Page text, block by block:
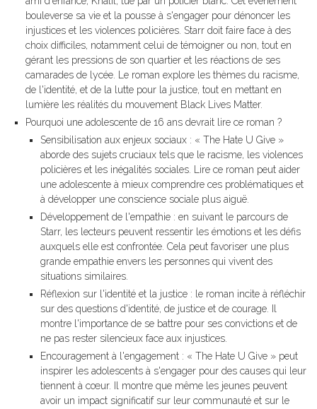
bouleverse sa vie et la pousse à s'engager pour dénoncer les
injustices et les violences policières. Starr doit faire face à des
choix difficiles, notamment celui de témoigner ou non, tout en
gérant les pressions de son quartier et les réactions de ses
camarades de lycée. Le roman explore les thèmes du racisme,
de l'identité, et de la lutte pour la justice, tout en mettant en
lumière les réalités du mouvement Black Lives Matter.
Pourquoi une adolescente de 16 ans devrait lire ce roman ?
Sensibilisation aux enjeux sociaux : « The Hate U Give »
aborde des sujets cruciaux tels que le racisme, les violences
policières et les inégalités sociales. Lire ce roman peut aider
une adolescente à mieux comprendre ces problématiques et
à développer une conscience sociale plus aiguë.
Développement de l'empathie : en suivant le parcours de
Starr, les lecteurs peuvent ressentir les émotions et les défis
auxquels elle est confrontée. Cela peut favoriser une plus
grande empathie envers les personnes qui vivent des
situations similaires.
Réflexion sur l'identité et la justice : le roman incite à réfléchir
sur des questions d'identité, de justice et de courage. Il
montre l'importance de se battre pour ses convictions et de
ne pas rester silencieux face aux injustices.
Encouragement à l'engagement : « The Hate U Give » peut
inspirer les adolescents à s'engager pour des causes qui leur
tiennent à cœur. Il montre que même les jeunes peuvent
avoir un impact significatif sur leur communauté et sur le